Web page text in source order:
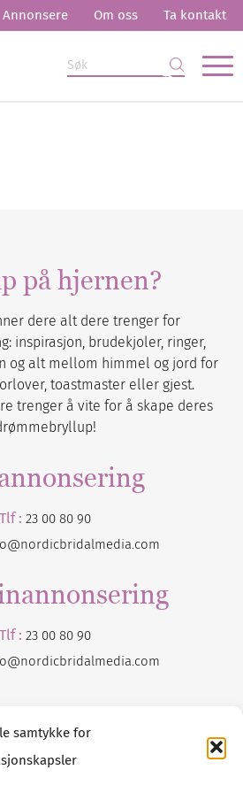
samtykke for
Annonsere Om oss Ta kontakt
på hjernen?
dere alt dere trenger for
inspirasjon, brudekjoler, ringer,
og alt mellom himmel og jord for
toastmaster eller gjest.
trenger å vite for å skape deres
Tlf : 23 00 80 90
Tlf : 23 00 80 90
nordicbridalmedia.com